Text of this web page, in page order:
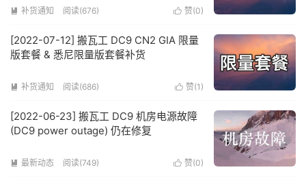
 补货通知 阅读(676)  赞(0)
[2022-07-12] 搬瓦工 DC9 CN2 GIA 限量
版套餐 & 悉尼限量版套餐补货
 补货通知 阅读(686)  赞(1 )
[2022-06-23] 搬瓦工 DC9 机房电源故障
(DC9 power outage) 仍在修复
 最新动态 阅读(749)  赞(0)